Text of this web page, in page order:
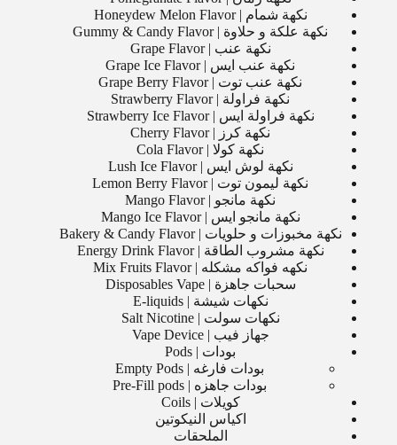
نكهة شمام | Honeydew Melon Flavor
نكهة علكة و حلاوة | Gummy & Candy Flavor
نكهة عنب | Grape Flavor
نكهة عنب ايس | Grape Ice Flavor
نكهة عنب توت | Grape Berry Flavor
نكهة فراولة | Strawberry Flavor
نكهة فراولة ايس | Strawberry Ice Flavor
نكهة كرز | Cherry Flavor
نكهة كولا | Cola Flavor
نكهة لوش ايس | Lush Ice Flavor
نكهة ليمون توت | Lemon Berry Flavor
نكهة مانجو | Mango Flavor
نكهة مانجو ايس | Mango Ice Flavor
نكهة مخبوزات و حلويات | Bakery & Candy Flavor
نكهة مشروب الطاقة | Energy Drink Flavor
نكهه فواكه مشكله | Mix Fruits Flavor
سحبات جاهزة | Disposables Vape
نكهات شيشة | E-liquids
نكهات سولت | Salt Nicotine
جهاز فيب | Vape Device
بودات | Pods
بودات فارغه | Empty Pods
بودات جاهزه | Pre-Fill pods
كويلات | Coils
اكياس النيكوتين
الملحقات